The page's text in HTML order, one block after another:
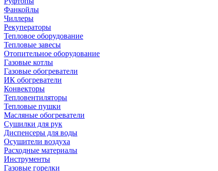
Фанкойлы
Чиллеры
Рекуператоры
Тепловое оборудование
Тепловые завесы
Отопительное оборудование
Газовые котлы
Газовые обогреватели
ИК обогреватели
Конвекторы
Тепловентиляторы
Тепловые пушки
Масляные обогреватели
Сушилки для рук
Диспенсеры для воды
Осушители воздуха
Расходные материалы
Инструменты
Газовые горелки